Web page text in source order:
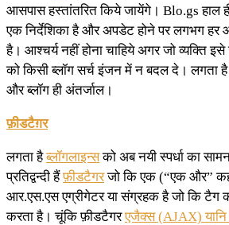
आसपास हस्तांतरित किये जायेंगे। Blo.gs हाल
एक निर्देशिका है और अपडेट होने पर लगभग हर
है। आश्चर्य नहीं होना चाहिये अगर जो व्यक्ति
को किसी ब्लॉग सर्च इंजन में न बदल दे। लगता है
और ब्लॉग ही अंतर्जाल।
फ़ीडटैग़र
लगता हैब्लॉगलाइन्सको अब नयी स्पर्धा का
प्रतिद्वन्दी हैंफ़ीडटैगरजो कि एक (“एक और”
आर.एस.एस एग्रीगेटर या संग्रहक है जो कि टैग
करता है। चूंकि फ़ीडटैगरएजैक्स (AJAX) यानि